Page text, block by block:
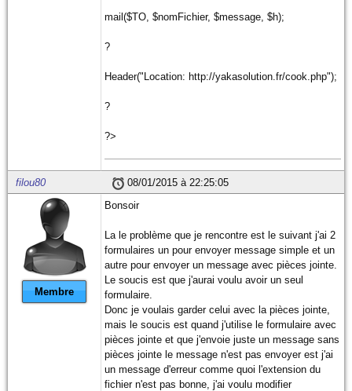
mail($TO, $nomFichier, $message, $h);
?
Header("Location: http://yakasolution.fr/cook.php");
?
?>
filou80 08/01/2015 à 22:25:05
Membre
Bonsoir
La le problème que je rencontre est le suivant j'ai 2
formulaires un pour envoyer message simple et un
autre pour envoyer un message avec pièces jointe.
Le soucis est que j'aurai voulu avoir un seul
formulaire.
Donc je voulais garder celui avec la pièces jointe,
mais le soucis est quand j'utilise le formulaire avec
pièces jointe et que j'envoie juste un message sans
pièces jointe le message n'est pas envoyer est j'ai
un message d'erreur comme quoi l'extension du
fichier n'est pas bonne, j'ai voulu modifier